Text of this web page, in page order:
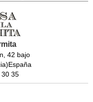
42 bajo
30 35